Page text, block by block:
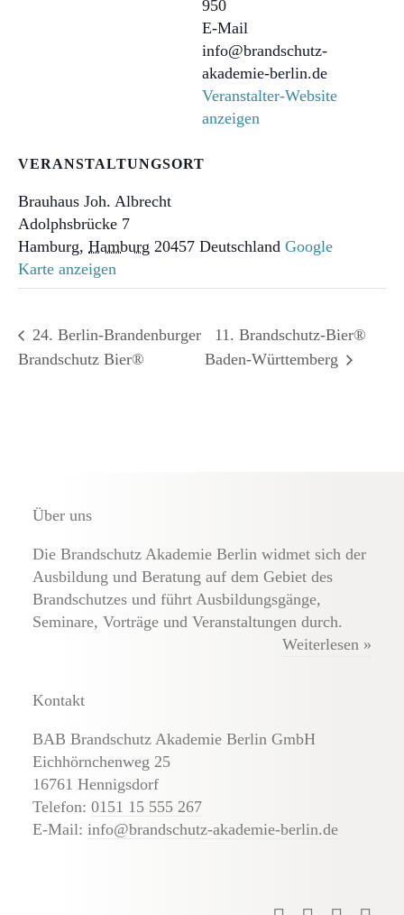
VERANSTALTUNGSORT
Brauhaus Joh. Albrecht
Adolphsbrücke 7
Hamburg, Hamburg 20457 Deutschland Google
Karte anzeigen
950
E-Mail
info@brandschutz-
akademie-berlin.de
Veranstalter-Website
anzeigen
24. Berlin-Brandenburger
Brandschutz Bier®
11. Brandschutz-Bier®
Baden-Württemberg
Über uns
Die Brandschutz Akademie Berlin widmet sich der
Ausbildung und Beratung auf dem Gebiet des
Brandschutzes und führt Ausbildungsgänge,
Seminare, Vorträge und Veranstaltungen durch.
Weiterlesen »
Kontakt
BAB Brandschutz Akademie Berlin GmbH
Eichhörnchenweg 25
16761 Hennigsdorf
Telefon: 0151 15 555 267
E-Mail: info@brandschutz-akademie-berlin.de